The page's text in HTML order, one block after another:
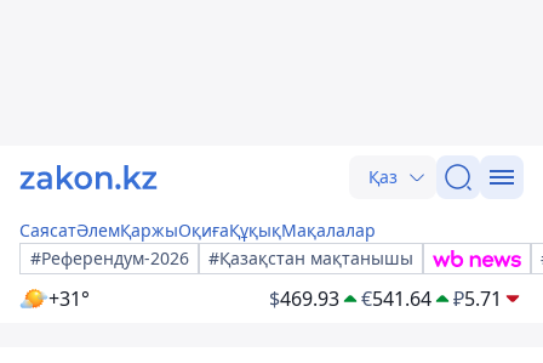
Қаз
СаясатӘлемҚаржыОқиғаҚұқықМақалалар
#Референдум-2026
#Қазақстан мақтанышы
+31° $469.93 €541.64 ₽5.71